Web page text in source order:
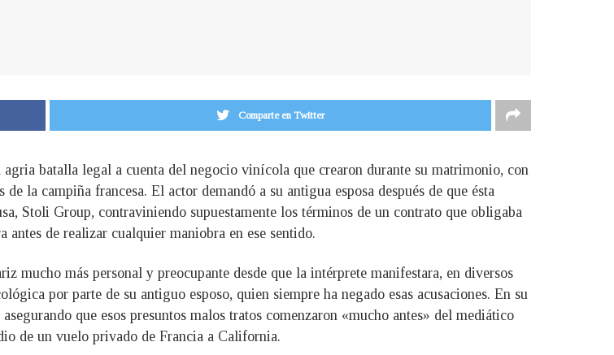
Comparte en Twitter
batalla legal a cuenta del negocio vinícola que crearon durante su matrimonio, con
la campiña francesa. El actor demandó a su antigua esposa después de que ésta
Stoli Group, contraviniendo supuestamente los términos de un contrato que obligaba
de realizar cualquier maniobra en ese sentido.
mucho más personal y preocupante desde que la intérprete manifestara, en diversos
por parte de su antiguo esposo, quien siempre ha negado esas acusaciones. En su
que esos presuntos malos tratos comenzaron «mucho antes» del mediático
de un vuelo privado de Francia a California.